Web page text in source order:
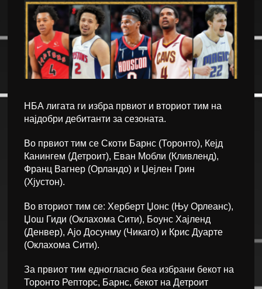
НБА лигата ги избра првиот и вториот тим на
најдобри дебитанти за сезоната.
Во првиот тим се Скоти Барнс (Торонто), Кејд
Канингем (Детроит), Еван Мобли (Кливленд),
Франц Вагнер (Орландо) и Џејлен Грин
(Хјустон).
Во вториот тим се: Херберт Џонс (Њу Орлеанс),
Џош Гиди (Оклахома Сити), Боунс Хајленд
(Денвер), Ајо Досунму (Чикаго) и Крис Дуарте
(Оклахома Сити).
За првиот тим едногласно беа избрани бекот на
Торонто Репторс, Барнс, бекот на Детроит